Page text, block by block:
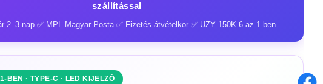
szállítással
2–3 nap ✅ MPL Magyar Posta ✅ Fizetés átvételkor ✅ UZY 150K 6 az 1-ben
BEN · TYPE-C · LED KIJELZŐ